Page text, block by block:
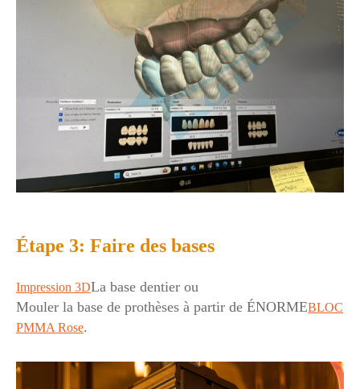
Étape 3: Faire des bases
Impression 3DLa base dentier ou
Mouler la base de prothèses à partir de ÉNORMEBLOC
PMMA Rose.